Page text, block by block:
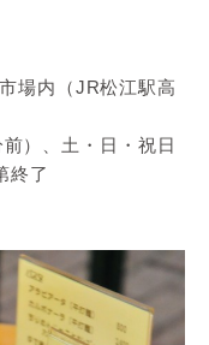
場内（JR松江駅高
）、土・日・祝日
終了